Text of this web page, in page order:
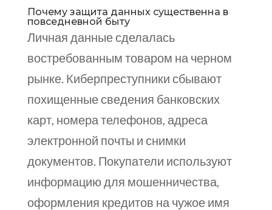
Почему защита данных существенна в
повседневной быту
Личная данные сделалась
востребованным товаром на черном
рынке. Киберпреступники сбывают
похищенные сведения банковских
карт, номера телефонов, адреса
электронной почты и снимки
документов. Покупатели используют
информацию для мошенничества,
оформления кредитов на чужое имя